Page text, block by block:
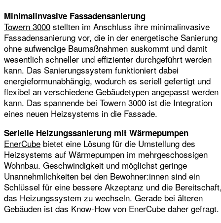
Minimalinvasive Fassadensanierung
Towern 3000 stellten im Anschluss ihre minimalinvasive
Fassadensanierung vor, die in der energetische Sanierung
ohne aufwendige Baumaßnahmen auskommt und damit
wesentlich schneller und effizienter durchgeführt werden
kann. Das Sanierungssystem funktioniert dabei
energieformunabhängig, wodurch es seriell gefertigt und
flexibel an verschiedene Gebäudetypen angepasst werden
kann. Das spannende bei Towern 3000 ist die Integration
eines neuen Heizsystems in die Fassade.
Serielle Heizungssanierung mit Wärmepumpen
EnerCube bietet eine Lösung für die Umstellung des
Heizsystems auf Wärmepumpen im mehrgeschossigen
Wohnbau. Geschwindigkeit und möglichst geringe
Unannehmlichkeiten bei den Bewohner:innen sind ein
Schlüssel für eine bessere Akzeptanz und die
das Heizungssystem zu wechseln. Gerade bei älteren
Gebäuden ist das Know-How von EnerCube daher gefragt.